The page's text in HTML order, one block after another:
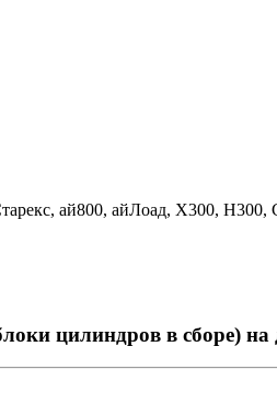
ай800, айЛоад, Х300, Н300,
цилиндров в сборе)